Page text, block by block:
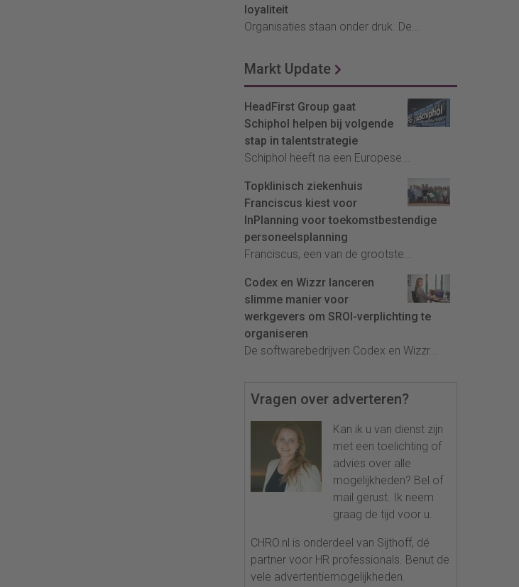
loyaliteit
Organisaties staan onder druk. De...
Markt Update
HeadFirst Group gaat
Schiphol helpen bij volgende
stap in talentstrategie
Schiphol heeft na een Europese...
Topklinisch ziekenhuis
Franciscus kiest voor
InPlanning voor toekomstbestendige
personeelsplanning
Franciscus, een van de grootste...
Codex en Wizzr lanceren
slimme manier voor
werkgevers om SROI-verplichting te
organiseren
De softwarebedrijven Codex en Wizzr...
Vragen over adverteren?
Kan ik u van dienst zijn
met een toelichting of
advies over alle
mogelijkheden? Bel of
mail gerust. Ik neem
graag de tijd voor u.
CHRO.nl is onderdeel van Sijthoff, dé
partner voor HR professionals. Benut de
vele advertentiemogelijkheden.